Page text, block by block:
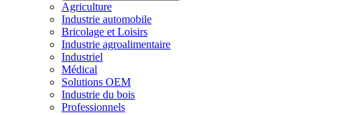
Agriculture
Industrie automobile
Bricolage et Loisirs
Industrie agroalimentaire
Industriel
Médical
Solutions OEM
Industrie du bois
Professionnels